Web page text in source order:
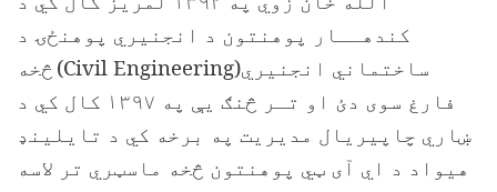
کندهــار پوهنتون د انجنیري پوهنځۍ د
ساختماني انجنیري(Civil Engineering
) څخه
فارغ سوی دئ او تـر څنګ یې په ۱۳۹۷ کال کي د
ښاري چاپیریال مدیریت په برخه کي د تایلینډ
هیواد د اي آی ټي پوهنتون څخه ماسټري تر لاسه